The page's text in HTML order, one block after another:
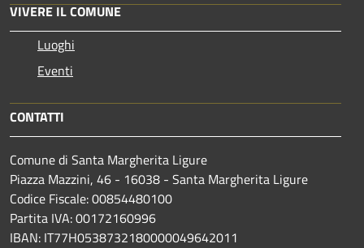
VIVERE IL COMUNE
Luoghi
Eventi
CONTATTI
Comune di Santa Margherita Ligure
Piazza Mazzini, 46 - 16038 - Santa Margherita Ligure
Codice Fiscale: 00854480100
Partita IVA: 00172160996
IBAN: IT77H0538732180000049642011